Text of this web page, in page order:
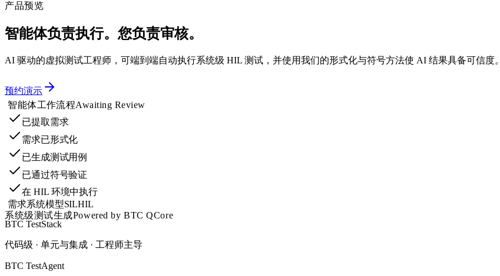
产品预览
智能体负责执行。 您负责审核。
AI 驱动的虚拟测试工程师，可端到端自动执行系统级 HIL 测试，并使用我们的形式化与符号方法使 AI 结果具备可信度。
预约演示
智能体工作流程Awaiting Review
已提取需求
需求已形式化
已生成测试用例
已通过符号验证
在 HIL 环境中执行
需求系统模型SILHIL
系统级测试生成Powered by BTC QCore
BTC TestStack
代码级 · 单元与集成 · 工程师主导
BTC TestAgent